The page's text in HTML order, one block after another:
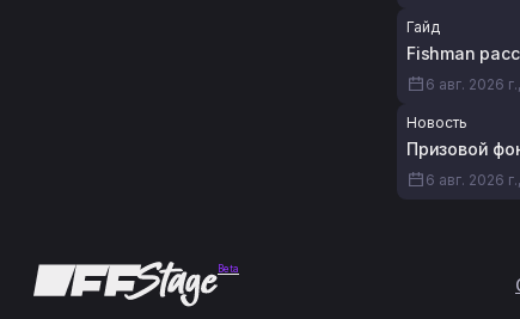
Гайд
Fishman
6 авг. 2026
Новость
Призовой
6 авг. 2026
Beta